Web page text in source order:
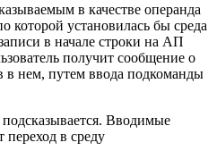
в качестве операнда
которой установилась бы среда
в начале строки на АП
получит сообщение о
в нем, путем ввода подкоманды
Вводимые
переход в среду